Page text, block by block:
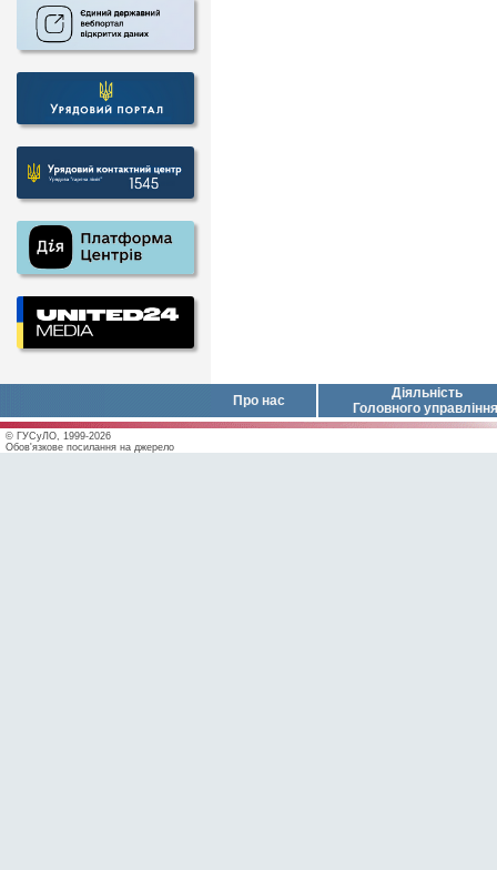
Про нас
Діяльність
Головного управління
© ГУСуЛО, 1999-2026
Обов'язкове посилання на джерело